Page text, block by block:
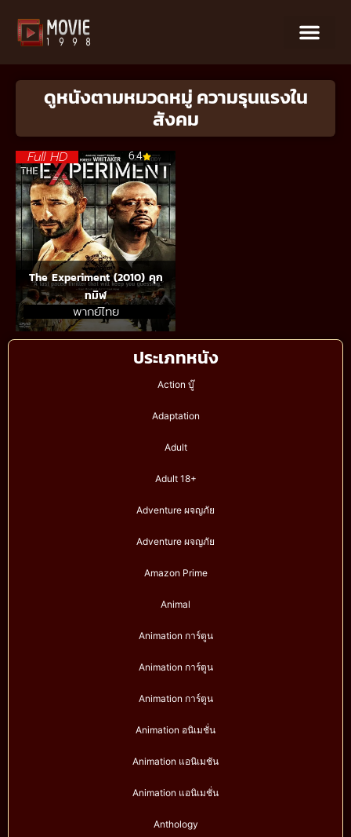
ประเภทหนัง
Action บู๊
Adaptation
Adult
Adult 18+
Adventure ผจญภัย
Adventure ผจญภัย
Amazon Prime
Animal
Animation การ์ตูน
Animation การ์ตูน
Animation การ์ตูน
Animation อนิเมชั่น
Animation แอนิเมชัน
Animation แอนิเมชั่น
Anthology
ดูหนังตามหมวดหมู่ ความรุนแรงใน
สังคม
Full HD 6.4
The Experiment (2010) คุก
ทมิฬ
พากย์ไทย